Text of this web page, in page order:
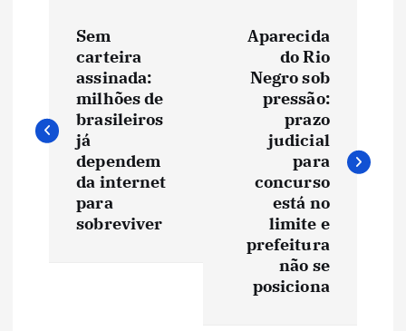
v
e
Sem
carteira
assinada:
milhões de
brasileiros
já
dependem
da internet
para
sobreviver
Aparecida
do Rio
Negro sob
pressão:
prazo
judicial
para
concurso
está no
limite e
prefeitura
não se
posiciona